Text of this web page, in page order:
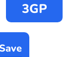
3GP